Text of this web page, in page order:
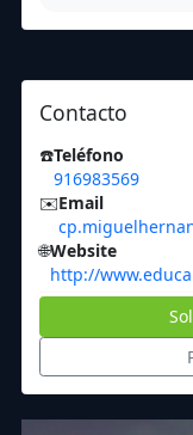
Contacto
☎️Teléfono
916983569
✉️Email
🌐Website
http://